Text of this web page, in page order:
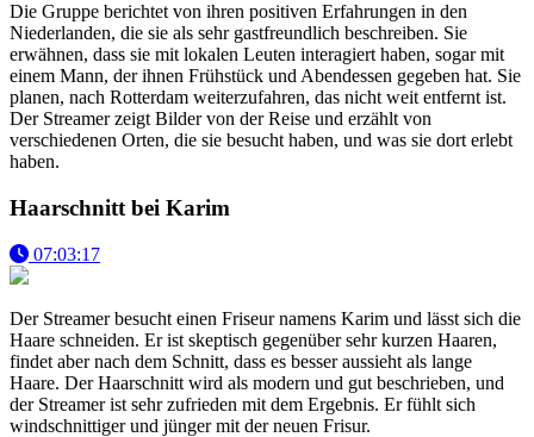
Die Gruppe berichtet von ihren positiven Erfahrungen in den
Niederlanden, die sie als sehr gastfreundlich beschreiben. Sie
erwähnen, dass sie mit lokalen Leuten interagiert haben, sogar mit
einem Mann, der ihnen Frühstück und Abendessen gegeben hat. Sie
planen, nach Rotterdam weiterzufahren, das nicht weit entfernt ist.
Der Streamer zeigt Bilder von der Reise und erzählt von
verschiedenen Orten, die sie besucht haben, und was sie dort erlebt
haben.
Haarschnitt bei Karim
07:03:17
Der Streamer besucht einen Friseur namens Karim und lässt sich die
Haare schneiden. Er ist skeptisch gegenüber sehr kurzen Haaren,
findet aber nach dem Schnitt, dass es besser aussieht als lange
Haare. Der Haarschnitt wird als modern und gut beschrieben, und
der Streamer ist sehr zufrieden mit dem Ergebnis. Er fühlt sich
windschnittiger und jünger mit der neuen Frisur.